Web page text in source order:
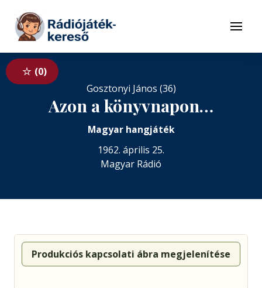
Tovább a tartalomhoz
Menü
0
Gosztonyi János (36)
Azon a könyvnapon…
Magyar hangjáték
1962. április 25.
Magyar Rádió
Produkciós kapcsolati ábra megjelenítése